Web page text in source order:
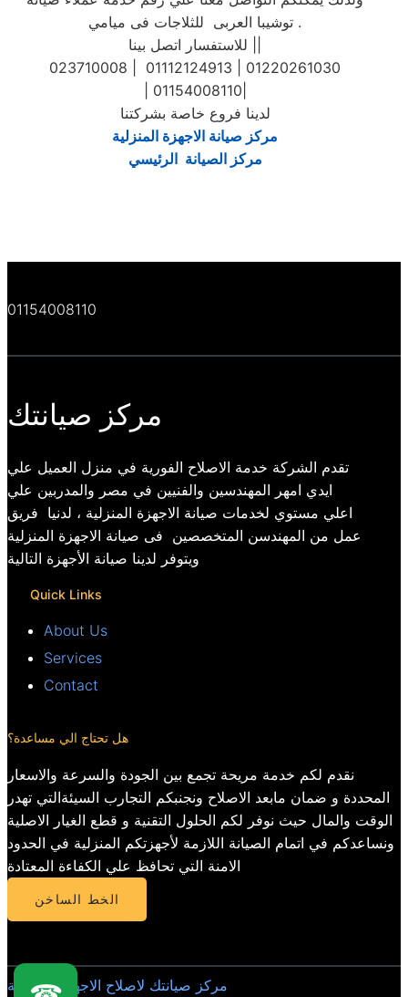
توشيبا العربى للثلاجات فى ميامي .
023710008 | 01112124913 | 01220261030
| 01154008110|
لدينا فروع خاصة بشركتنا
مركز صيانة الاجهزة المنزلية
مركز الصيانة الرئيسي
01154008110
مركز صيانتك
تقدم الشركة خدمة الاصلاح الفورية في منزل العميل علي
ايدي امهر المهندسين والفنيين في مصر والمدربين علي
اعلي مستوي لخدمات صيانة الاجهزة المنزلية ، لدنيا فريق
عمل من المهندسن المتخصصين فى صيانة الاجهزة المنزلية
ويتوفر لدينا صيانة الأجهزة التالية
Quick Links
About Us
Services
Contact
هل تحتاج الي مساعدة؟
نقدم لكم خدمة مريحة تجمع بين الجودة والسرعة والاسعار
المحددة و ضمان مابعد الاصلاح ونجنبكم التجارب السيئةالتي تهدر
الوقت والمال حيث نوفر لكم الحلول التقنية و قطع الغيار الاصلية
ونساعدكم في اتمام الصيانة اللازمة لأجهزتكم المنزلية في الحدود
الامنة التي تحافظ علي الكفاءة المعتادة
الخط الساخن
مركز صيانتك لاصلاح الاجهزة المنزلية